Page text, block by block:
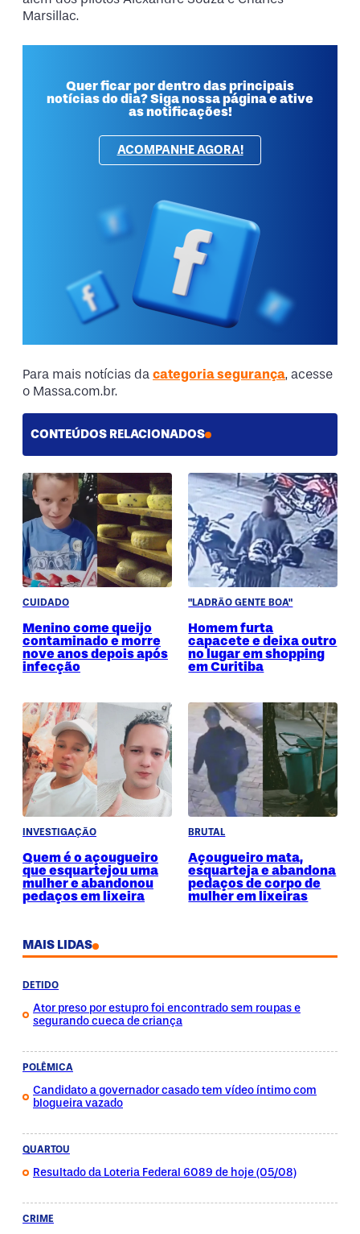
Marsillac.
Quer ficar por dentro das principais
notícias do dia? Siga nossa página e ative
as notificações!
ACOMPANHE AGORA!
Para mais notícias da categoria segurança, acesse
o Massa.com.br.
CONTEÚDOS RELACIONADOS
CUIDADO
Menino come queijo
contaminado e morre
nove anos depois após
infecção
"LADRÃO GENTE BOA"
Homem furta
capacete e deixa outro
no lugar em shopping
em Curitiba
INVESTIGAÇÃO
Quem é o açougueiro
que esquartejou uma
mulher e abandonou
pedaços em lixeira
BRUTAL
Açougueiro mata,
esquarteja e abandona
pedaços de corpo de
mulher em lixeiras
MAIS LIDAS
DETIDO
Ator preso por estupro foi encontrado sem roupas e
segurando cueca de criança
POLÊMICA
Candidato a governador casado tem vídeo íntimo com
blogueira vazado
QUARTOU
Resultado da Loteria Federal 6089 de hoje (05/08)
CRIME